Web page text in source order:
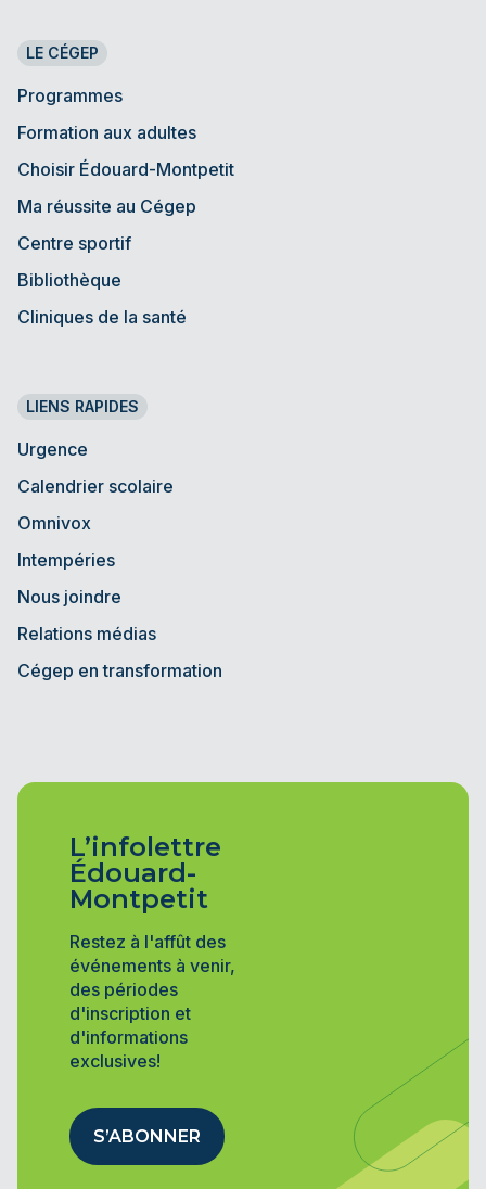
LE CÉGEP
Programmes
Formation aux adultes
Choisir Édouard-Montpetit
Ma réussite au Cégep
Centre sportif
Bibliothèque
Cliniques de la santé
LIENS RAPIDES
Urgence
Calendrier scolaire
Omnivox
Intempéries
Nous joindre
Relations médias
Cégep en transformation
L’infolettre
Édouard-
Montpetit
Restez à l'affût des
événements à venir,
des périodes
d'inscription et
d'informations
exclusives!
S’ABONNER